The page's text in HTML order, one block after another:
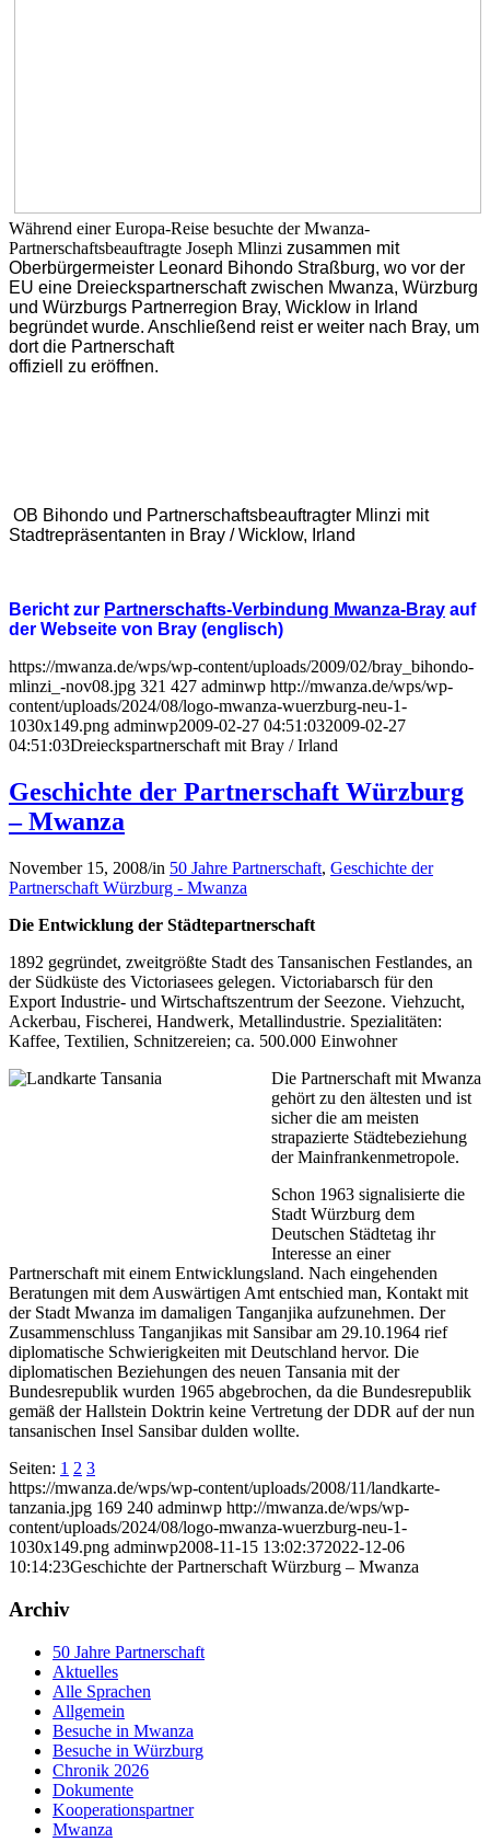
Während einer Europa-Reise besuchte der Mwanza-
Partnerschaftsbeauftragte Joseph Mlinzi zusammen mit
Oberbürgermeister Leonard Bihondo Straßburg, wo vor der
EU eine Dreieckspartnerschaft zwischen Mwanza, Würzburg
und Würzburgs Partnerregion Bray, Wicklow in Irland
begründet wurde. Anschließend reist er weiter nach Bray, um
dort die Partnerschaft
offiziell zu eröffnen.
OB Bihondo und Partnerschaftsbeauftragter Mlinzi mit
Stadtrepräsentanten in Bray / Wicklow, Irland
Bericht zur Partnerschafts-Verbindung Mwanza-Bray auf
der Webseite von Bray (englisch)
https://mwanza.de/wps/wp-content/uploads/2009/02/bray_bihondo-
mlinzi_-nov08.jpg 321 427 adminwp http://mwanza.de/wps/wp-
content/uploads/2024/08/logo-mwanza-wuerzburg-neu-1-
1030x149.png adminwp2009-02-27 04:51:032009-02-27
04:51:03Dreieckspartnerschaft mit Bray / Irland
Geschichte der Partnerschaft Würzburg
– Mwanza
November 15, 2008/in 50 Jahre Partnerschaft, Geschichte der
Partnerschaft Würzburg - Mwanza
Die Entwicklung der Städtepartnerschaft
1892 gegründet, zweitgrößte Stadt des Tansanischen Festlandes, an
der Südküste des Victoriasees gelegen. Victoriabarsch für den
Export Industrie- und Wirtschaftszentrum der Seezone. Viehzucht,
Ackerbau, Fischerei, Handwerk, Metallindustrie. Spezialitäten:
Kaffee, Textilien, Schnitzereien; ca. 500.000 Einwohner
Die Partnerschaft mit Mwanza
gehört zu den ältesten und ist
sicher die am meisten
strapazierte Städtebeziehung
der Mainfrankenmetropole.
Schon 1963 signalisierte die
Stadt Würzburg dem
Deutschen Städtetag ihr
Interesse an einer
Partnerschaft mit einem Entwicklungsland. Nach eingehenden
Beratungen mit dem Auswärtigen Amt entschied man, Kontakt mit
der Stadt Mwanza im damaligen Tanganjika aufzunehmen. Der
Zusammenschluss Tanganjikas mit Sansibar am 29.10.1964 rief
diplomatische Schwierigkeiten mit Deutschland hervor. Die
diplomatischen Beziehungen des neuen Tansania mit der
Bundesrepublik wurden 1965 abgebrochen, da die Bundesrepublik
gemäß der Hallstein Doktrin keine Vertretung der DDR auf der nun
tansanischen Insel Sansibar dulden wollte.
Seiten: 1 2 3
https://mwanza.de/wps/wp-content/uploads/2008/11/landkarte-
tanzania.jpg 169 240 adminwp http://mwanza.de/wps/wp-
content/uploads/2024/08/logo-mwanza-wuerzburg-neu-1-
1030x149.png adminwp2008-11-15 13:02:372022-12-06
10:14:23Geschichte der Partnerschaft Würzburg – Mwanza
Archiv
50 Jahre Partnerschaft
Aktuelles
Alle Sprachen
Allgemein
Besuche in Mwanza
Besuche in Würzburg
Chronik 2026
Dokumente
Kooperationspartner
Mwanza